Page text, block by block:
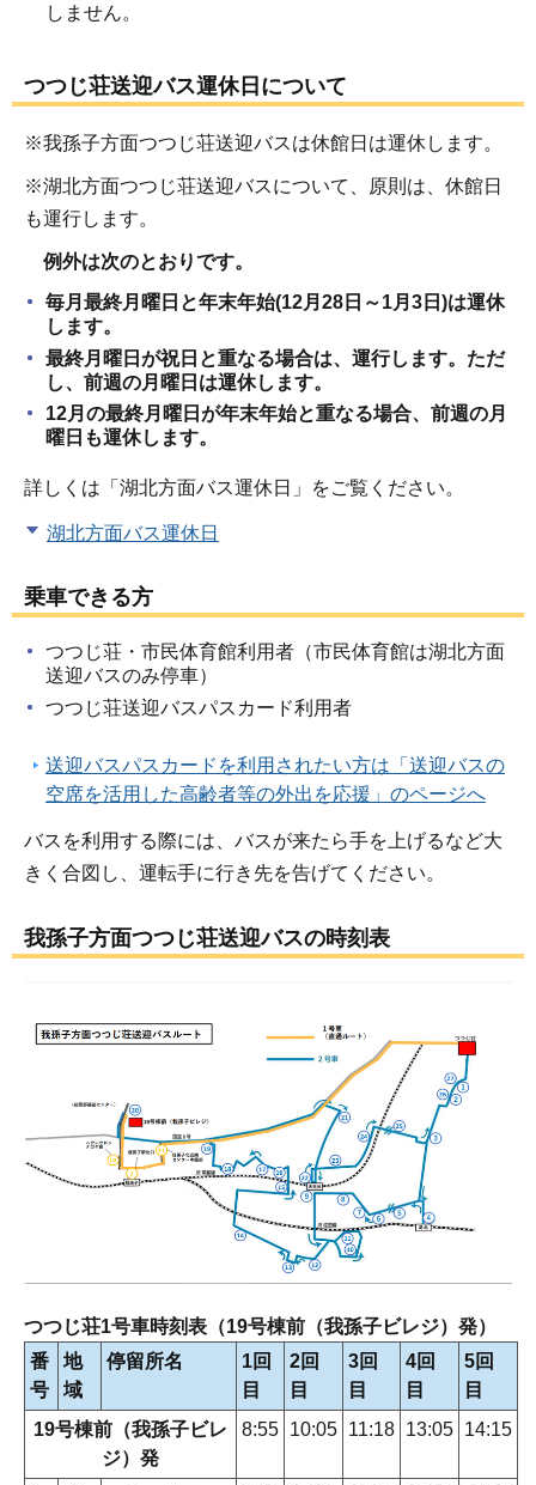
しません。
つつじ荘送迎バス運休日について
※我孫子方面つつじ荘送迎バスは休館日は運休します。
※湖北方面つつじ荘送迎バスについて、原則は、休館日
も運行します。
例外は次のとおりです。
毎月最終月曜日と年末年始(12月28日～1月3日)は運休
します。
最終月曜日が祝日と重なる場合は、運行します。ただ
し、前週の月曜日は運休します。
12月の最終月曜日が年末年始と重なる場合、前週の月
曜日も運休します。
詳しくは「湖北方面バス運休日」をご覧ください。
湖北方面バス運休日
乗車できる方
つつじ荘・市民体育館利用者（市民体育館は湖北方面
送迎バスのみ停車）
つつじ荘送迎バスパスカード利用者
送迎バスパスカードを利用されたい方は「送迎バスの
空席を活用した高齢者等の外出を応援」のページへ
バスを利用する際には、バスが来たら手を上げるなど大
きく合図し、運転手に行き先を告げてください。
我孫子方面つつじ荘送迎バスの時刻表
つつじ荘1号車時刻表（19号棟前（我孫子ビレジ）発）
番
号
地
域
停留所名
1回
目
2回
目
3回
目
4回
目
5回
目
19号棟前（我孫子ビレ
ジ）発
8:55 10:05 11:18 13:05 14:15